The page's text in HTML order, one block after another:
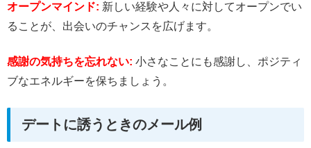
オープンマインド: 新しい経験や人々に対してオープンでい
ることが、出会いのチャンスを広げます。
感謝の気持ちを忘れない: 小さなことにも感謝し、ポジティ
ブなエネルギーを保ちましょう。
デートに誘うときのメール例